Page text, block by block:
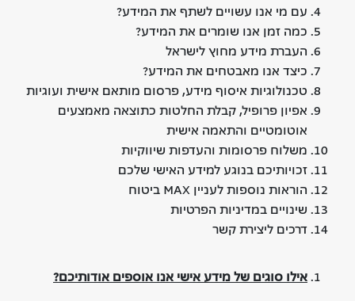
עם מי אנו עשויים לשתף את המידע?
כמה זמן אנו שומרים את המידע?
העברת מידע מחוץ לישראל
כיצד אנו מאבטחים את המידע?
טכנולוגיות איסוף מידע, פרסום מותאם אישית ועוגיות
אפיון פרופיל, קבלת החלטות כתוצאה מאמצעים
אוטומטיים והתאמה אישית
משלוח פרסומות והעדפות שיווקיות
זכויותיכם בנוגע למידע האישי שלכם
הוראות נוספות לעניין MAX ביטוח
שינויים במדיניות הפרטיות
דרכים ליצירת קשר
אילו סוגים של מידע אישי אנו אוספים אודותיכם?